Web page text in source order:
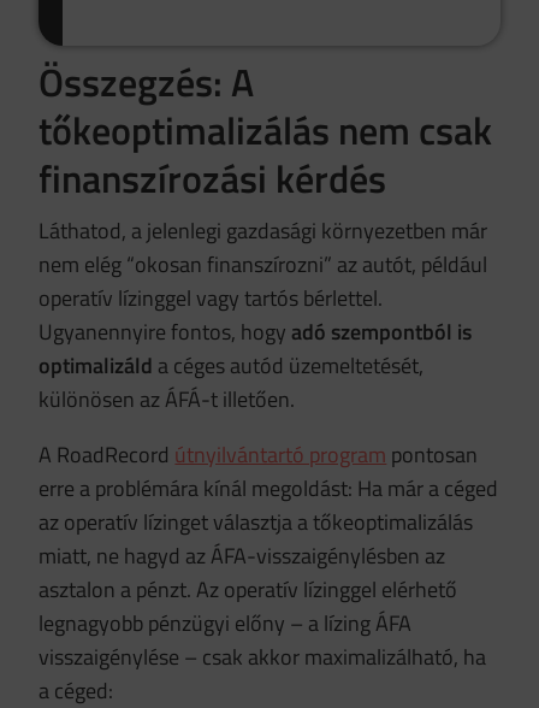
Összegzés: A
tőkeoptimalizálás nem csak
finanszírozási kérdés
Láthatod, a jelenlegi gazdasági környezetben már
nem elég “okosan finanszírozni” az autót, például
operatív lízinggel vagy tartós bérlettel.
Ugyanennyire fontos, hogy adó szempontból is
optimalizáld a céges autód üzemeltetését,
különösen az ÁFÁ-t illetően.
A RoadRecord útnyilvántartó program pontosan
erre a problémára kínál megoldást: Ha már a céged
az operatív lízinget választja a tőkeoptimalizálás
miatt, ne hagyd az ÁFA-visszaigénylésben az
asztalon a pénzt. Az operatív lízinggel elérhető
legnagyobb pénzügyi előny – a lízing ÁFA
visszaigénylése – csak akkor maximalizálható, ha
a céged: